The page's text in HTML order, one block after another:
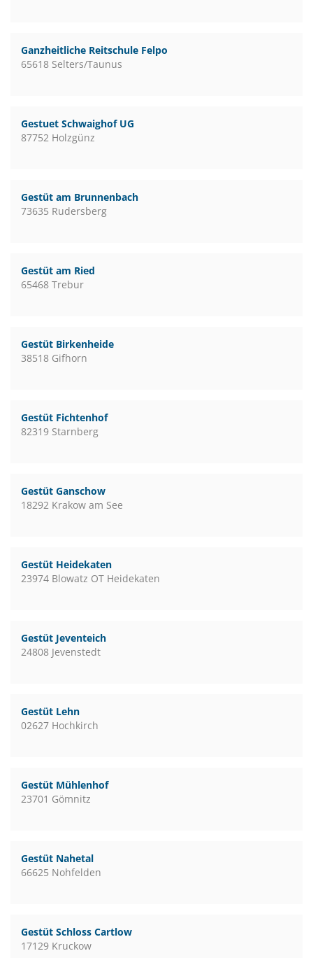
Ganzheitliche Reitschule Felpo
65618 Selters/Taunus
Gestuet Schwaighof UG
87752 Holzgünz
Gestüt am Brunnenbach
73635 Rudersberg
Gestüt am Ried
65468 Trebur
Gestüt Birkenheide
38518 Gifhorn
Gestüt Fichtenhof
82319 Starnberg
Gestüt Ganschow
18292 Krakow am See
Gestüt Heidekaten
23974 Blowatz OT Heidekaten
Gestüt Jeventeich
24808 Jevenstedt
Gestüt Lehn
02627 Hochkirch
Gestüt Mühlenhof
23701 Gömnitz
Gestüt Nahetal
66625 Nohfelden
Gestüt Schloss Cartlow
17129 Kruckow